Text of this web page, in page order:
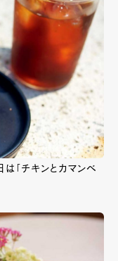
「チキンとカマンベ